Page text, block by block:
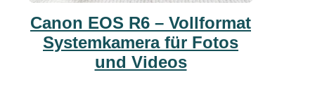
Canon EOS R6 – Vollformat
Systemkamera für Fotos
und Videos